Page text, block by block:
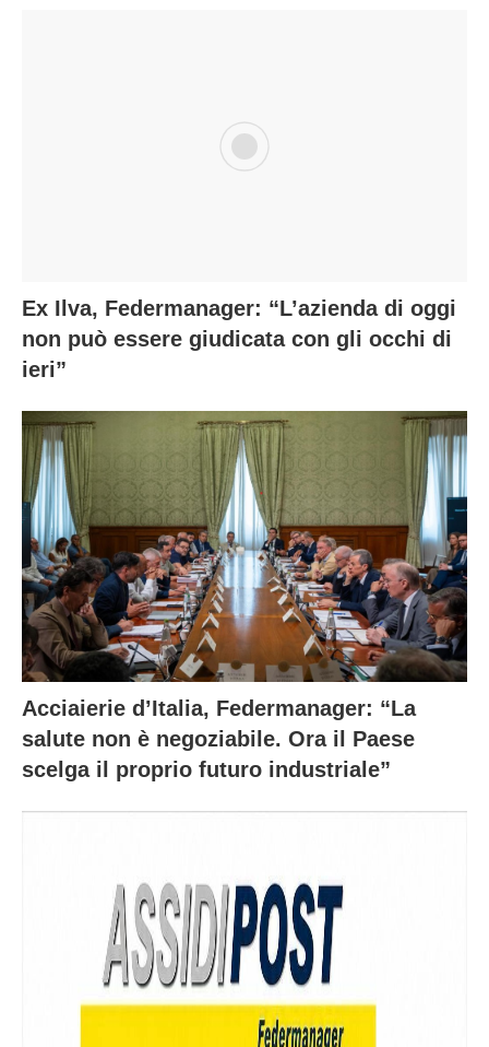
Ex Ilva, Federmanager: “L’azienda di oggi
non può essere giudicata con gli occhi di
ieri”
Acciaierie d’Italia, Federmanager: “La
salute non è negoziabile. Ora il Paese
scelga il proprio futuro industriale”